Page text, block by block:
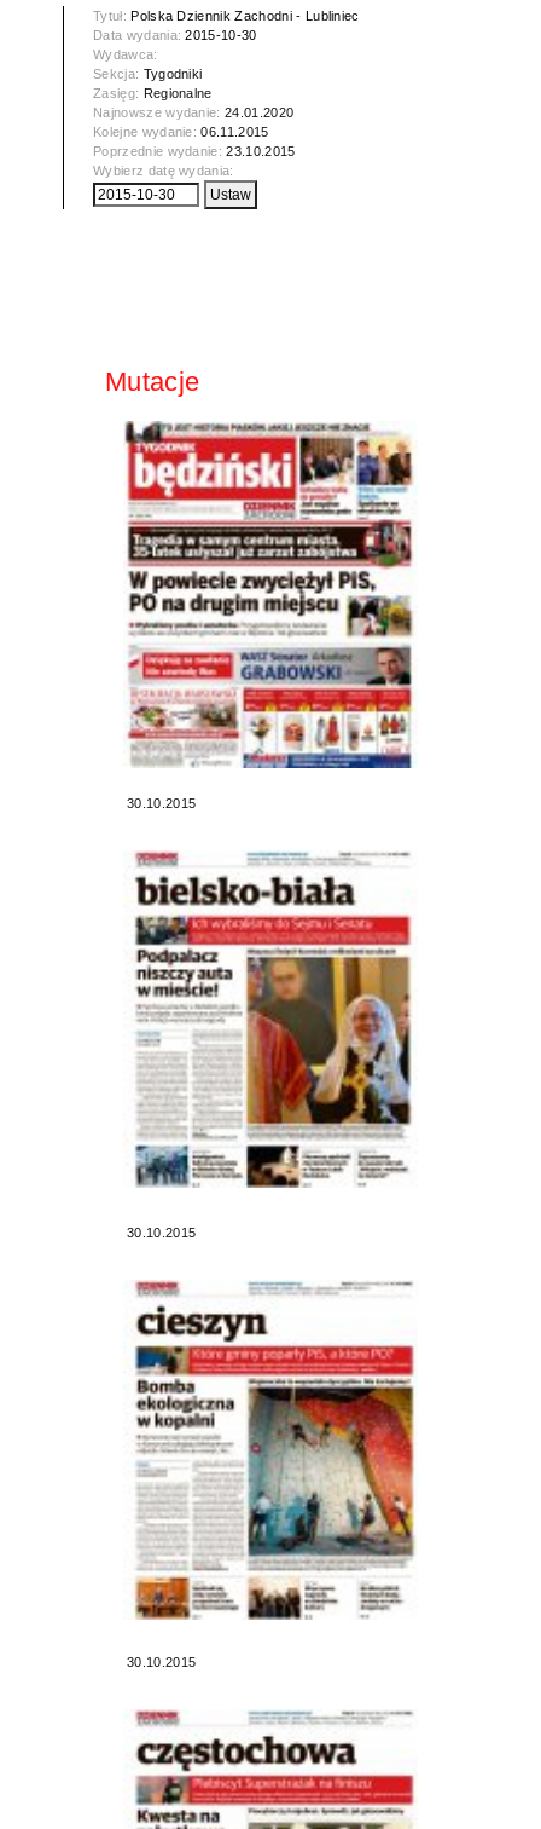
Tytuł:Polska Dziennik Zachodni - Lubliniec
Data wydania:2015-10-30
Wydawca:
Sekcja: Tygodniki
Zasięg: Regionalne
Najnowsze wydanie:24.01.2020
Kolejne wydanie:06.11.2015
Poprzednie wydanie:23.10.2015
Wybierz datę wydania:
Mutacje
30.10.2015
30.10.2015
30.10.2015